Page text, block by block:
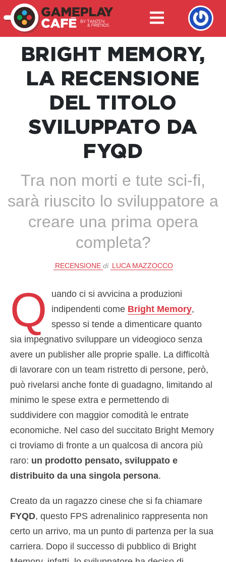
BRIGHT MEMORY,
LA RECENSIONE
DEL TITOLO
SVILUPPATO DA
FYQD
Tra non morti e tute sci-fi,
sarà riuscito lo sviluppatore a
creare una prima opera
completa?
RECENSIONE di LUCA MAZZOCCO
Q
uando ci si avvicina a produzioni
indipendenti come Bright Memory,
spesso si tende a dimenticare quanto
sia impegnativo sviluppare un videogioco senza
avere un publisher alle proprie spalle. La difficoltà
di lavorare con un team ristretto di persone, però,
può rivelarsi anche fonte di guadagno, limitando al
minimo le spese extra e permettendo di
suddividere con maggior comodità le entrate
economiche. Nel caso del succitato Bright Memory
ci troviamo di fronte a un qualcosa di ancora più
raro: un prodotto pensato, sviluppato e
distribuito da una singola persona.
Creato da un ragazzo cinese che si fa chiamare
FYQD, questo FPS adrenalinico rappresenta non
certo un arrivo, ma un punto di partenza per la sua
carriera. Dopo il successo di pubblico di Bright